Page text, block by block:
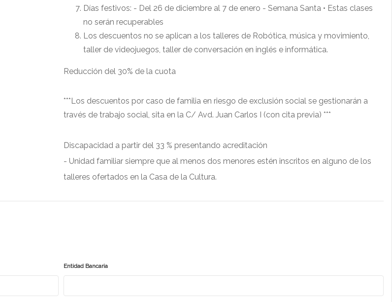
Días festivos: - Del 26 de diciembre al 7 de enero - Semana Santa • Estas clases
no serán recuperables
Los descuentos no se aplican a los talleres de Robótica, música y movimiento,
taller de videojuegos, taller de conversación en inglés e informática.
Reducción del 30% de la cuota
***Los descuentos por caso de familia en riesgo de exclusión social se gestionarán a
través de trabajo social, sita en la C/ Avd. Juan Carlos I (con cita previa) ***
Discapacidad a partir del 33 % presentando acreditación
- Unidad familiar siempre que al menos dos menores estén inscritos en alguno de los
talleres ofertados en la Casa de la Cultura.
Entidad Bancaria